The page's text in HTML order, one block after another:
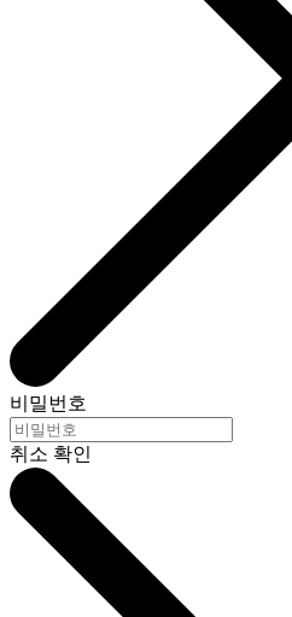
비밀번호
취소 확인